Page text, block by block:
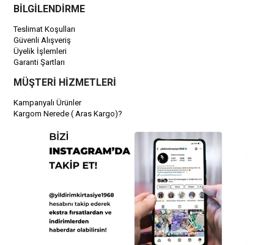
BİLGİLENDİRME
Teslimat Koşulları
Güvenli Alışveriş
Üyelik İşlemleri
Garanti Şartları
MÜŞTERİ HİZMETLERİ
Kampanyalı Ürünler
Kargom Nerede ( Aras Kargo)?